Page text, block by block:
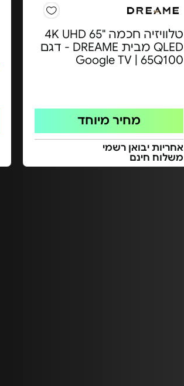
טלוויזיה חכמה "65 4K UHD
QLED מבית DREAME - דגם
Google TV | 65Q100
מחיר מיוחד
אחריות יבואן רשמי
משלוח חינם